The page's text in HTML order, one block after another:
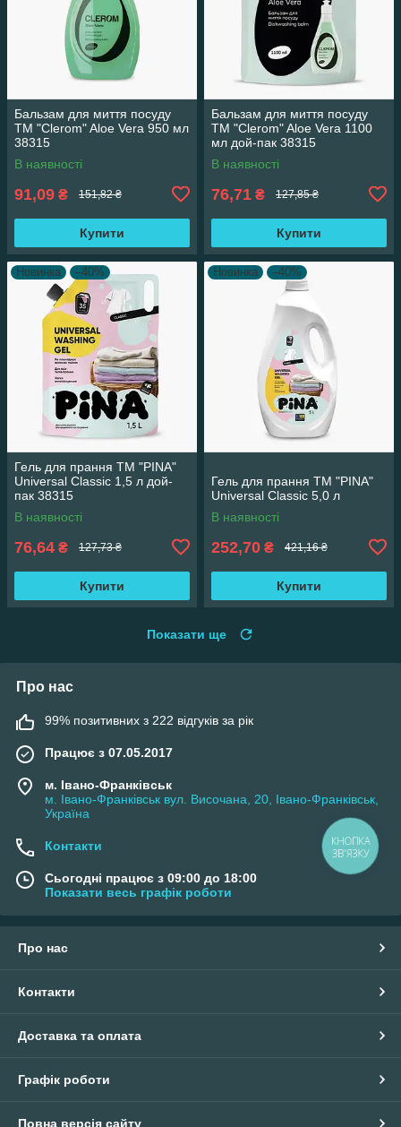
Бальзам для миття посуду
ТМ "Clerom" Aloe Vera 950 мл
38315
В наявності
91,09 ₴ 151,82 ₴
Купити
Бальзам для миття посуду
ТМ "Clerom" Aloe Vera 1100
мл дой-пак 38315
В наявності
76,71 ₴ 127,85 ₴
Купити
Новинка –40%
Гель для прання ТМ "PINA"
Universal Classic 1,5 л дой-
пак 38315
В наявності
76,64 ₴ 127,73 ₴
Купити
Новинка –40%
Гель для прання ТМ "PINA"
Universal Classic 5,0 л
В наявності
252,70 ₴ 421,16 ₴
Купити
Показати ще
Про нас
99% позитивних з 222 відгуків за рік
Працює з 07.05.2017
м. Івано-Франківськ
м. Івано-Франківськ вул. Височана, 20, Івано-Франківськ,
Україна
Контакти
Сьогодні працює з 09:00 до 18:00
Показати весь графік роботи
Про нас
Контакти
Доставка та оплата
Графік роботи
Повна версія сайту
КНОПКА
ЗВ'ЯЗКУ